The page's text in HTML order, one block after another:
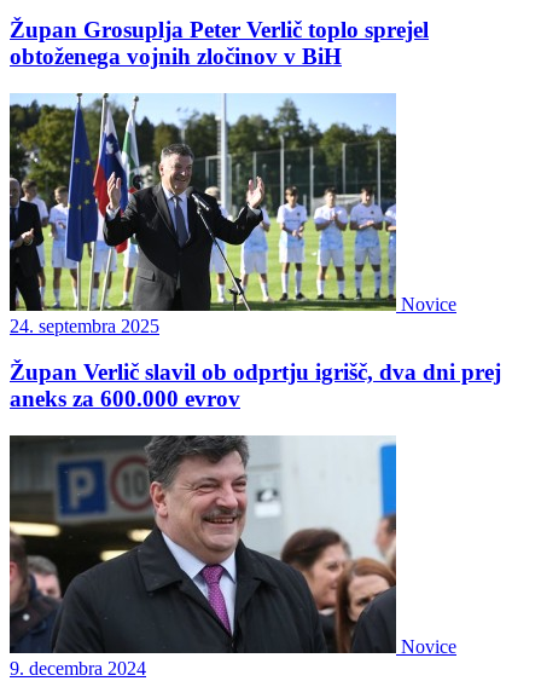
Župan Grosuplja Peter Verlič toplo sprejel
obtoženega vojnih zločinov v BiH
Novice
24. septembra 2025
Župan Verlič slavil ob odprtju igrišč, dva dni prej
aneks za 600.000 evrov
Novice
9. decembra 2024